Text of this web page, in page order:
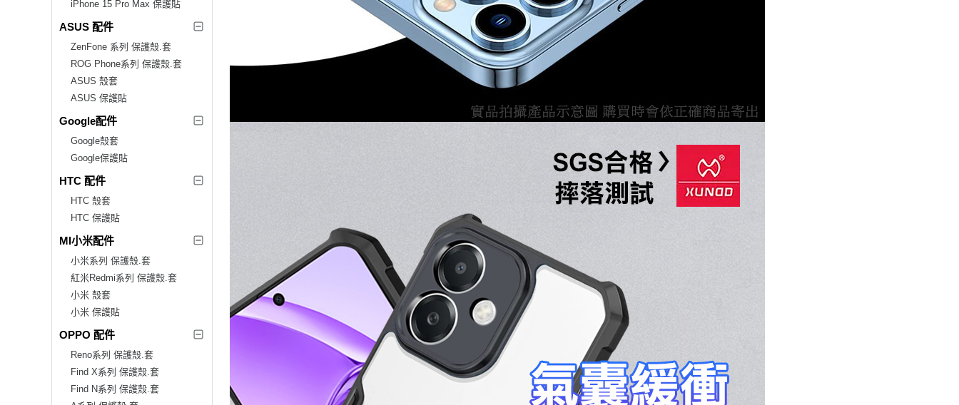
iPhone 15 Pro Max 保護貼
ASUS 配件
ZenFone 系列 保護殼.套
ROG Phone系列 保護殼.套
ASUS 殼套
ASUS 保護貼
Google配件
Google殼套
Google保護貼
HTC 配件
HTC 殼套
HTC 保護貼
MI小米配件
小米系列 保護殼.套
紅米Redmi系列 保護殼.套
小米 殼套
小米 保護貼
OPPO 配件
Reno系列 保護殼.套
Find X系列 保護殼.套
Find N系列 保護殼.套